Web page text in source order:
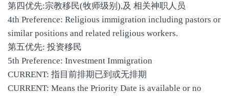
第四优先:宗教移民(牧师级别),及 相关神职人员
4th Preference: Religious immigration including pastors or
similar positions and related religious workers.
第五优先: 投资移民
5th Preference: Investment Immigration
CURRENT: 指目前排期已到或无排期
CURRENT: Means the Priority Date is available or no